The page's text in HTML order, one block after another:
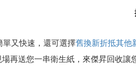
又快速，還可選擇舊換新折抵其他
再送您一串衛生紙，來傑昇回收讓